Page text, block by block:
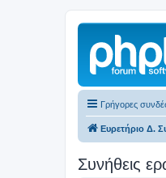
Γρήγορες
Ευρετήριο Δ.
Συνήθεις